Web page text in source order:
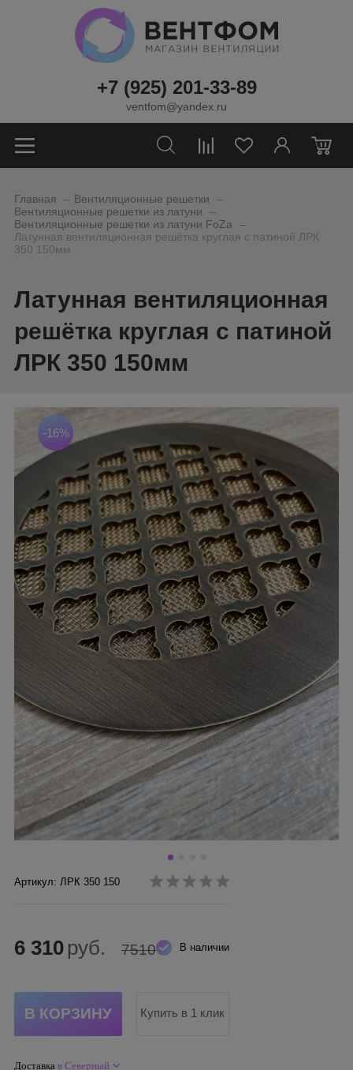
+7 (925) 201-33-89
ventfom@yandex.ru
0
Главная Вентиляционные решетки
Вентиляционные решетки из латуни _
Вентиляционные решетки из латуни FoZa
Латунная вентиляционная решётка круглая с патиной ЛРК
350 150мм
Латунная вентиляционная
решётка круглая с патиной
ЛРК 350 150мм
-16%
Артикул: ЛРК 350 150
В наличии
6 310 руб. 7510
Купить в 1 клик
Доставка в Северный